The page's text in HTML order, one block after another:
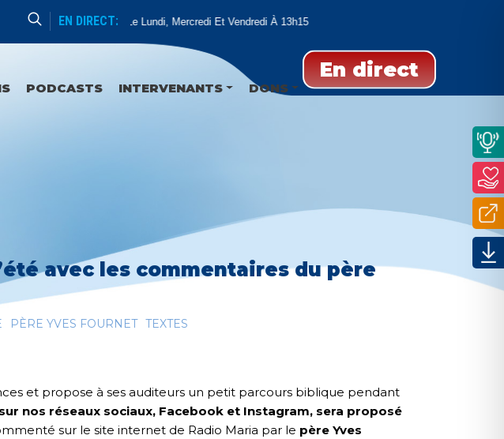
EN DIRECT:
Dédicaces Le Lundi, Mercredi Et Vendredi À 13h15
En direct
PODCASTS INTERVENANTS DONS
avec les commentaires du père
PÈRE YVES FOURNET TEXTES
et propose à ses auditeurs un petit parcours biblique pendant
nos réseaux sociaux, Facebook et Instagram, sera proposé
sur le site internet de Radio Maria par le père Yves